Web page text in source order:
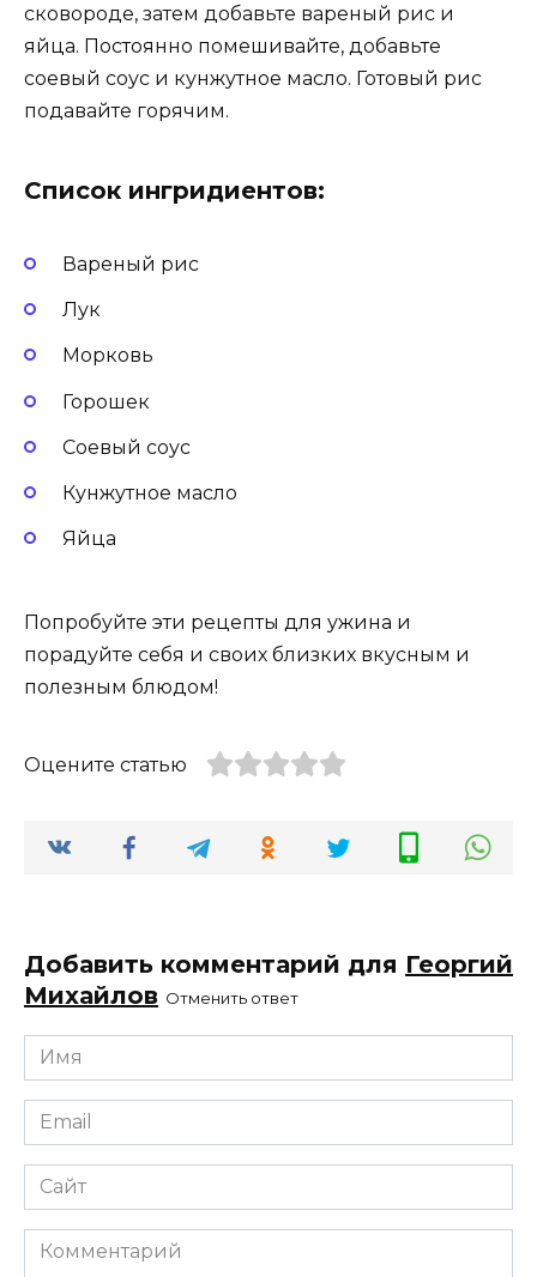
сковороде, затем добавьте вареный рис и
яйца. Постоянно помешивайте, добавьте
соевый соус и кунжутное масло. Готовый рис
подавайте горячим.
Список ингридиентов:
Вареный рис
Лук
Морковь
Горошек
Соевый соус
Кунжутное масло
Яйца
Попробуйте эти рецепты для ужина и
порадуйте себя и своих близких вкусным и
полезным блюдом!
Оцените статью
Добавить комментарий для Георгий
Михайлов Отменить ответ
Имя
*
Email
*
Сайт
Комментарий